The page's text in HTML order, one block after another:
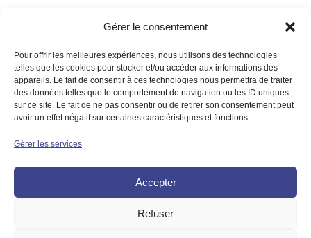
Gérer le consentement
Pour offrir les meilleures expériences, nous utilisons des technologies
telles que les cookies pour stocker et/ou accéder aux informations des
appareils. Le fait de consentir à ces technologies nous permettra de traiter
des données telles que le comportement de navigation ou les ID uniques
sur ce site. Le fait de ne pas consentir ou de retirer son consentement peut
avoir un effet négatif sur certaines caractéristiques et fonctions.
Gérer les services
Accepter
Refuser
aloha@chantalsalottolo.ca
Membre de l’ANPQ et RMQ
Reçu pour assurance disponible
Code d’éthique ANPQ
© Chantal Salottolo
Picoté studio de marques
Photos :Mélissa BernardetKarine Boivin